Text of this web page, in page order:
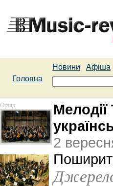
Новини Афіша
Головна
Огляд
2